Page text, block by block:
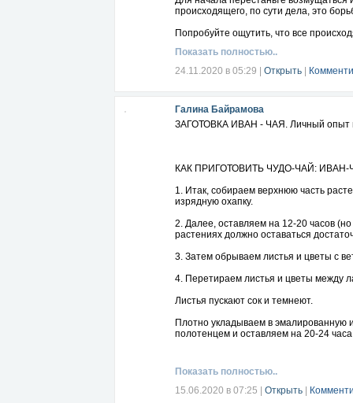
происходящего, по сути дела, это
Попробуйте ощутить, что все
Если человек вас обидел, то лишь
Если вам не нравится ситуация,
Избавьтесь от раздражения,
желания упрекать и обвинять кого-то,
от возмущения,
негодования,
преодолейте страх,
ненависть,
сожаление и
уныние.
Если у вас это хоть в какой-то
Начинайте с элементарных вещей,
Нужно постепенно избавляться от
Хорошие черты характера как раз и
зависть,
агрессивность,
ненависть,
Показать полностью..
24.11.2020 в 05:29
Открыть
Галина Байрамова
ЗАГОТОВКА ИВАН - ЧАЯ. Личный опыт
КАК ПРИГОТОВИТЬ ЧУДО-ЧАЙ: ИВАН-
1. Итак, собираем верхнюю часть
изрядную охапку.
2. Далее, оставляем на 12-20 часов
растениях должно оставаться
3. Затем обрываем листья и цветы с
4. Перетираем листья и цветы между
Листья пускают сок и темнеют.
Плотно укладываем в эмалированную
полотенцем и оставляем на 20-24
приятный, конфетный запах.
5. Укладываем слой готовой массы на
Показать полностью..
15.06.2020 в 07:25
Открыть